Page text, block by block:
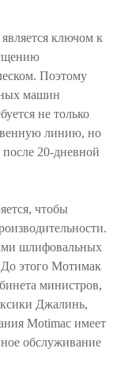
ключом к
Поэтому
машин
не только
линию, но
20-дневной
чтобы
шлифовальных
этого Мотимак
министров,
Джалинь,
Motimac имеет
обслуживание